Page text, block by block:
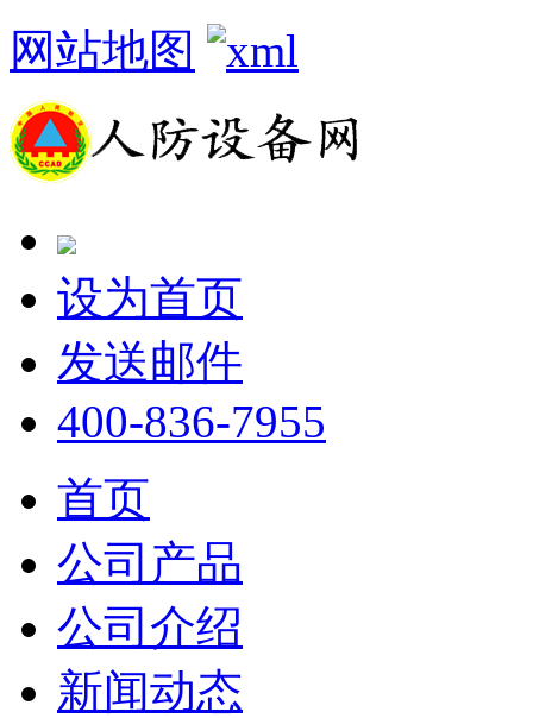
网站地图
设为首页
发送邮件
400-836-7955
首页
公司产品
公司介绍
新闻动态